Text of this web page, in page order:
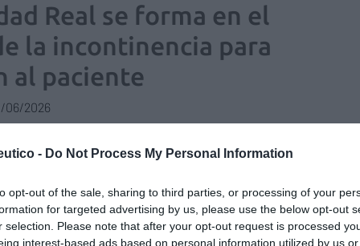
- Do Not Process My Personal Information
opt-out of the sale, sharing to third parties, or processing of your
for targeted advertising by us, please use the below opt-out
selection. Please note that after your opt-out request is processed
interest-based ads based on personal information utilized by us
Real se forma en el
la incontinencia para
al paciente
06/2026
taller del Colegio de Farmacéuticos, en colaboración
de recomendación de absorbentes
de Obesidad ‘Revolución
abordan las últimas
y estrategias desde la